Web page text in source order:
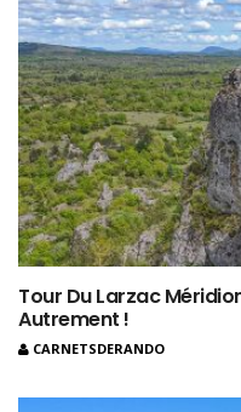
Tour Du Larzac
Autrement !
CARNETSDERANDO